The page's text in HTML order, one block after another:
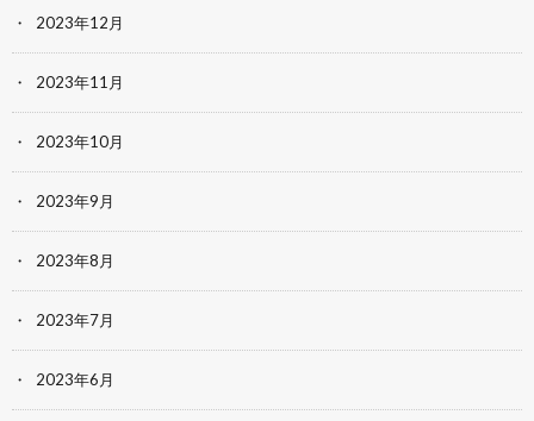
2023年12月
2023年11月
2023年10月
2023年9月
2023年8月
2023年7月
2023年6月